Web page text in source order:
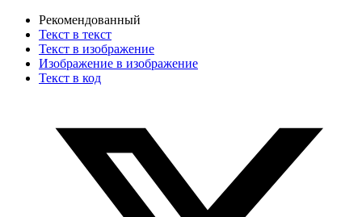
Рекомендованный
Текст в текст
Текст в изображение
Изображение в изображение
Текст в код